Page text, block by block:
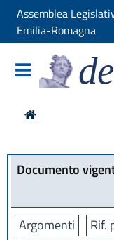
Assemblea
Emilia-Romagna
Documento
Argomenti Rif.